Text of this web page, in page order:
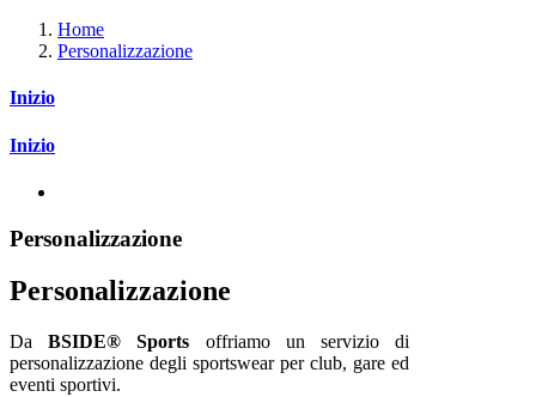
Home
Personalizzazione
Inizio
Inizio
Personalizzazione
Personalizzazione
DaBSIDE® Sports offriamo un servizio di
personalizzazione degli sportswear per club, gare ed
eventi sportivi.